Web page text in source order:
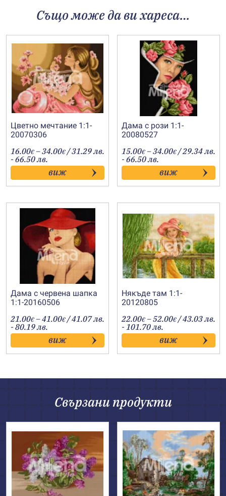
Също може да ви хареса…
Цветно мечтание 1:1-
20070306
16.00€ –34.00€Price
range:
16.00€
through
34.00€
/ 31.29 лв.
- 66.50 лв.
виж
Дама с рози 1:1-
20080527
15.00€ –34.00€Price
range:
15.00€
through
34.00€
/ 29.34 лв.
- 66.50 лв.
виж
Дама с червена шапка
1:1-20160506
21.00€ –41.00€Price
range:
21.00€
through
41.00€
/ 41.07 лв.
- 80.19 лв.
виж
Някъде там 1:1-
20120805
22.00€ –52.00€Price
range:
22.00€
through
52.00€
/ 43.03 лв.
- 101.70 лв.
виж
Свързани продукти